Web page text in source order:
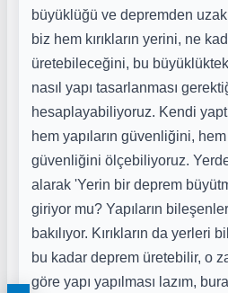
büyüklüğü ve depremden
biz hem kırıkların yerini, ne
üretebileceğini, bu
nasıl yapı tasarlanması
hesaplayabiliyoruz. Kendi
hem yapıların güvenliğini,
güvenliğini ölçebiliyoruz.
alarak 'Yerin bir deprem
giriyor mu? Yapıların
bakılıyor. Kırıkların da yerleri
bu kadar deprem üretebilir, o
göre yapı yapılması lazım,